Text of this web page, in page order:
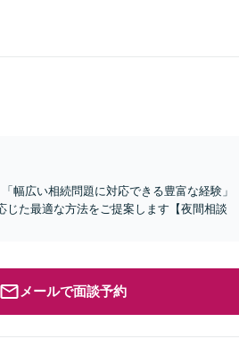
幅広い相続問題に対応できる豊富な経験」
た最適な方法をご提案します【夜間相談
メールで面談予約